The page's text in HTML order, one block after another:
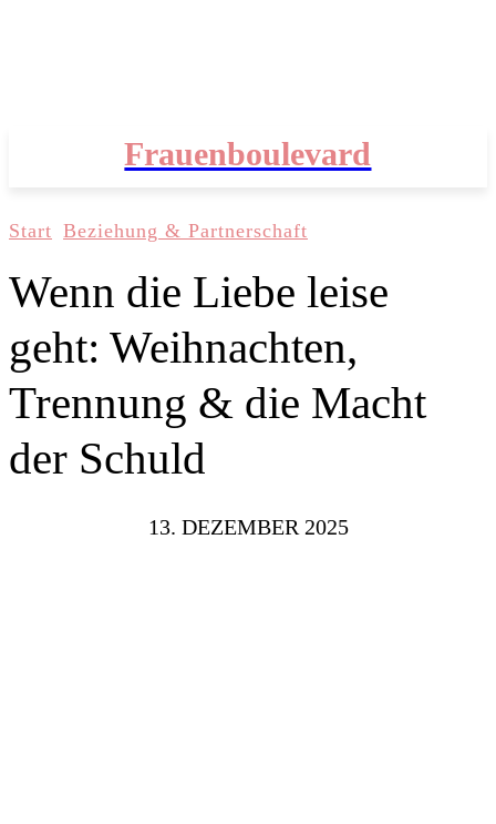
Frauenboulevard
Start Beziehung & Partnerschaft
Wenn die Liebe leise
geht: Weihnachten,
Trennung & die Macht
der Schuld
13. DEZEMBER 2025